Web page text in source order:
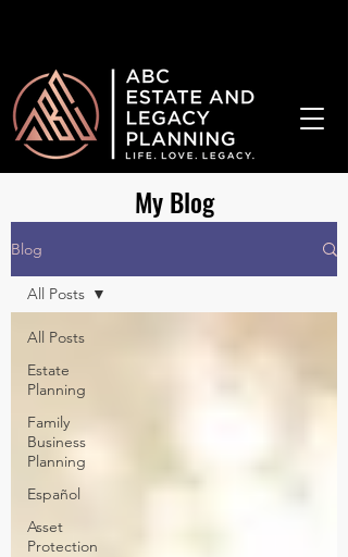
My Blog
Blog
All Posts
Estate
Planning
Family
Business
Planning
Español
Asset
Protection
All Posts